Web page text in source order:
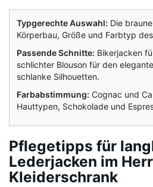
Typgerechte Auswahl: Die
Körperbau, Größe und Farbtyp
Passende Schnitte: Bikerjacken
schlichter Blouson für den
schlanke Silhouetten.
Farbabstimmung: Cognac und
Hauttypen, Schokolade und
Pflegetipps für
Lederjacken im
Kleiderschrank